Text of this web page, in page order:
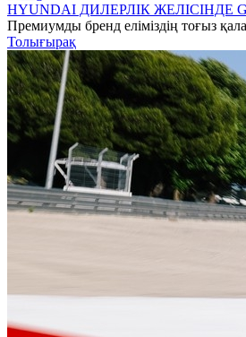
HYUNDAI ДИЛЕРЛІК
Премиумды бренд еліміздің тоғыз
Толығырақ